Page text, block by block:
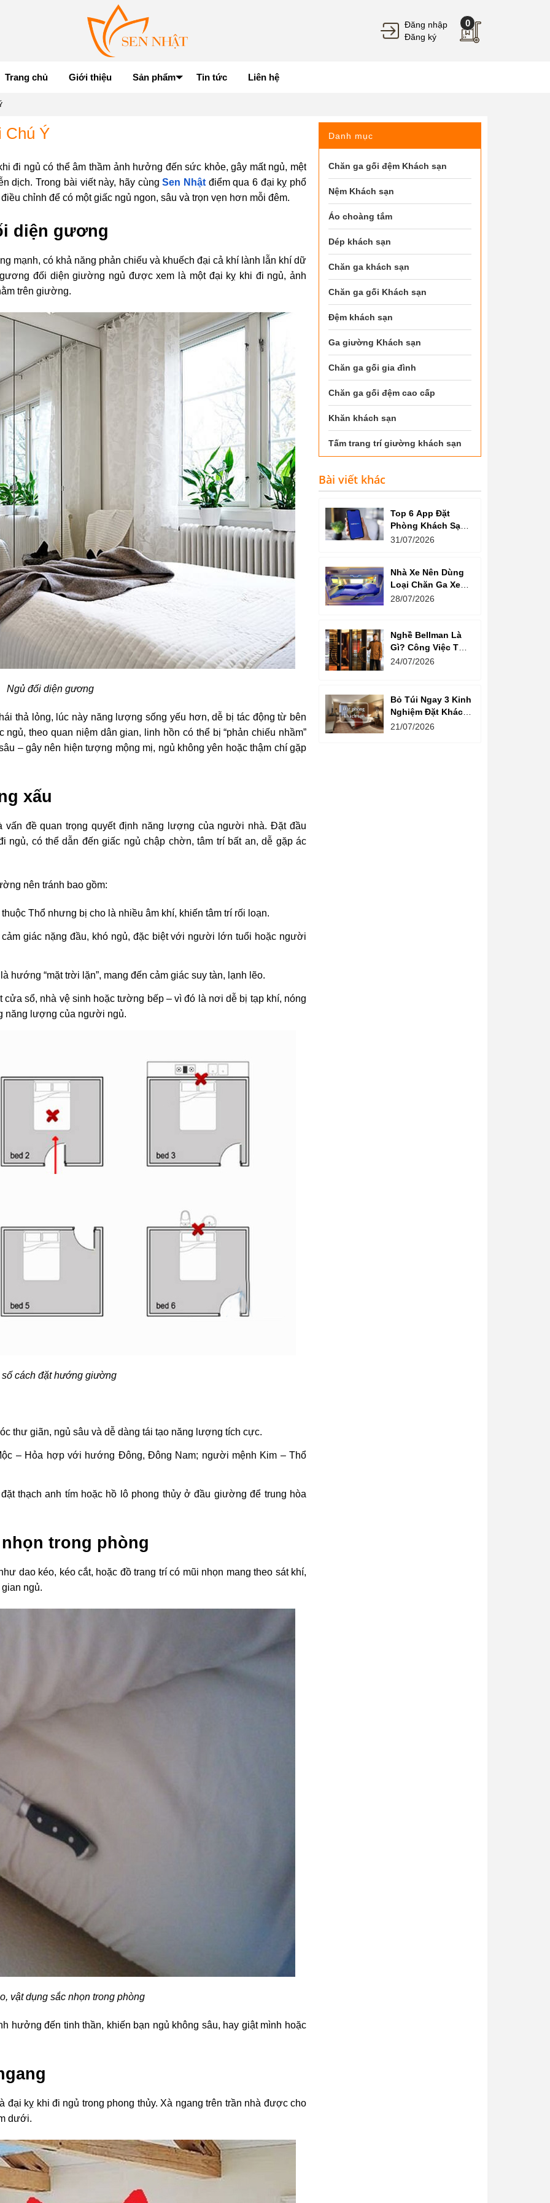
Đăng nhập
Đăng ký
0
Trang chủ Giới thiệu Sản phẩm Tin tức Liên hệ
Chú Ý
đi ngủ có thể âm thầm ảnh hưởng đến sức khỏe, gây mất ngủ, mệt
dịch. Trong bài viết này, hãy cùngSen Nhậtđiểm qua 6 đại kỵ phổ
chỉnh để có một giấc ngủ ngon, sâu và trọn vẹn hơn mỗi đêm.
diện gương
mạnh, có khả năng phản chiếu và khuếch đại cả khí lành lẫn khí dữ
đối diện giường ngủ được xem là một đại kỵ khi đi ngủ, ảnh
trên giường.
Ngủ đối diện gương
thả lỏng, lúc này năng lượng sống yếu hơn, dễ bị tác động từ bên
theo quan niệm dân gian, linh hồn có thể bị “phản chiếu nhầm”
– gây nên hiện tượng mộng mị, ngủ không yên hoặc thậm chí gặp
xấu
đề quan trọng quyết định năng lượng của người nhà. Đặt đầu
có thể dẫn đến giấc ngủ chập chờn, tâm trí bất an, dễ gặp ác
nên tránh bao gồm:
Thổ nhưng bị cho là nhiều âm khí, khiến tâm trí rối loạn.
giác nặng đầu, khó ngủ, đặc biệt với người lớn tuổi hoặc người
hướng “mặt trời lặn”, mang đến cảm giác suy tàn, lạnh lẽo.
sổ, nhà vệ sinh hoặc tường bếp – vì đó là nơi dễ bị tạp khí, nóng
năng lượng của người ngủ.
số cách đặt hướng giường
thư giãn, ngủ sâu và dễ dàng tái tạo năng lượng tích cực.
– Hỏa hợp với hướng Đông, Đông Nam; người mệnh Kim – Thổ
thạch anh tím hoặc hồ lô phong thủy ở đầu giường để trung hòa
trong phòng
dao kéo, kéo cắt, hoặc đồ trang trí có mũi nhọn mang theo sát khí,
ngủ.
vật dụng sắc nhọn trong phòng
hưởng đến tinh thần, khiến bạn ngủ không sâu, hay giật mình hoặc
kỵ khi đi ngủ trong phong thủy. Xà ngang trên trần nhà được cho
dưới.
Danh mục
Chăn ga gối đệm Khách sạn
Nệm Khách sạn
Áo choàng tắm
Dép khách sạn
Chăn ga khách sạn
Chăn ga gối Khách sạn
Đệm khách sạn
Ga giường Khách sạn
Chăn ga gối gia đình
Chăn ga gối đệm cao cấp
Khăn khách sạn
Tấm trang trí giường khách sạn
Bài viết khác
Top 6 App Đặt
Phòng Khách Sạn
Giá Tốt, Nhiều Ưu
31/07/2026
Nhà Xe Nên Dùng
Loại Chăn Ga Xe
Giường Nằm Nào?
28/07/2026
Nghề Bellman Là
Gì? Công Việc Thú
Vị Phía Sau Cánh
24/07/2026
Bỏ Túi Ngay 3 Kinh
Nghiệm Đặt Khách
Sạn Giá Rẻ Cho
21/07/2026